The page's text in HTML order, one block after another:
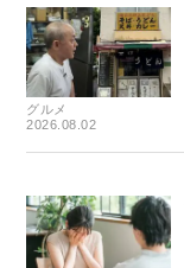
グルメ
2026.08.02